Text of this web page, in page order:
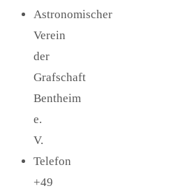
Astronomischer
Verein
der
Grafschaft
Bentheim
e.
V.
Telefon
+49